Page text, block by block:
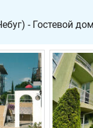
- Гостевой